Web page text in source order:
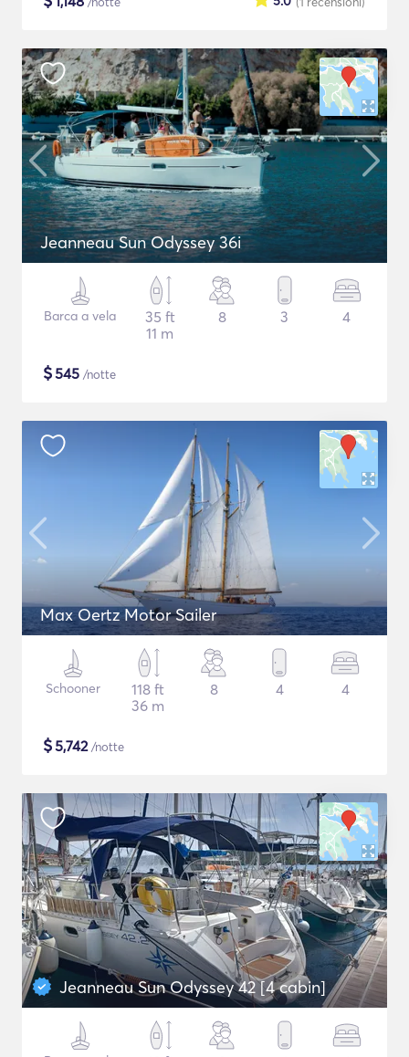
Jeanneau Sun Odyssey 36i
Barca a vela
35 ft
11 m
8 3 4
$545 /notte
Max Oertz Motor Sailer
Schooner
118 ft
36 m
8 4 4
$5,742/notte
Jeanneau Sun Odyssey 42 [4 cabin]